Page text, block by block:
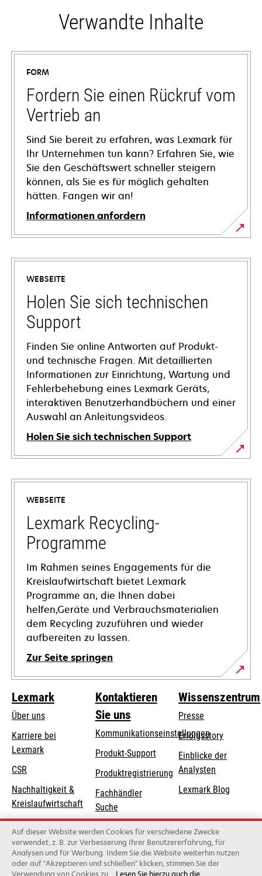
Verwandte Inhalte
FORM
Fordern Sie einen Rückruf vom
Vertrieb an
Sind Sie bereit zu erfahren, was Lexmark für
Ihr Unternehmen tun kann? Erfahren Sie, wie
Sie den Geschäftswert schneller steigern
können, als Sie es für möglich gehalten
hätten. Fangen wir an!
Informationen anfordern
WEBSEITE
Holen Sie sich technischen
Support
Finden Sie online Antworten auf Produkt-
und technische Fragen. Mit detaillierten
Informationen zur Einrichtung, Wartung und
Fehlerbehebung eines Lexmark Geräts,
interaktiven Benutzerhandbüchern und einer
Auswahl an Anleitungsvideos.
Holen Sie sich technischen Support
wird
in
neuen
Registerkarte
geöffnet
WEBSEITE
Lexmark Recycling-
Programme
Im Rahmen seines Engagements für die
Kreislaufwirtschaft bietet Lexmark
Programme an, die Ihnen dabei
helfen,Geräte und Verbrauchsmaterialien
dem Recycling zuzuführen und wieder
aufbereiten zu lassen.
Zur Seite springen
Lexmark
Über uns
Karriere bei
Lexmark
CSR
Nachhaltigkeit &
Kreislaufwirtschaft
Lexmark-Partner
Kontaktieren
Sie uns
Kommunikationseinstellungen
wird
in
einer
neuen
Registerkarte
geöffnet
Produkt-Supportwird
einer
neuen
geöffnet
Produktregistrierung
Fachhändler
Suche
Lexmark
Distributoren
Wissenszentrum
Presse
Erfolgsstory
Einblicke der
Analysten
Lexmark Blog
Auf dieser Website werden Cookies für verschiedene Zwecke
verwendet, z. B. zur Verbesserung Ihrer Benutzererfahrung, für
Analysen und für Werbung. Indem Sie die Website weiterhin nutzen
oder auf "Akzeptieren und schließen" klicken, stimmen Sie der
Verwendung von Cookies zu.
Lesen Sie hierzu auch die